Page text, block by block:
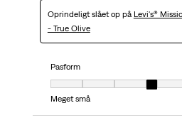
Oprindeligt slået op på Levi's®
- True Olive
Pasform
Pasform, 4 ud af 7, hvor 1 er lig
Meget små